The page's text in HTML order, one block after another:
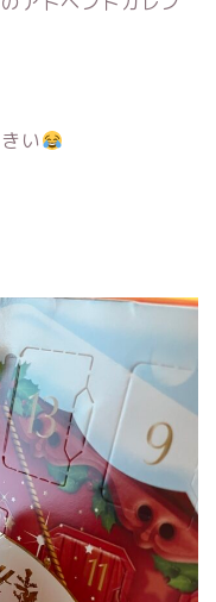
い